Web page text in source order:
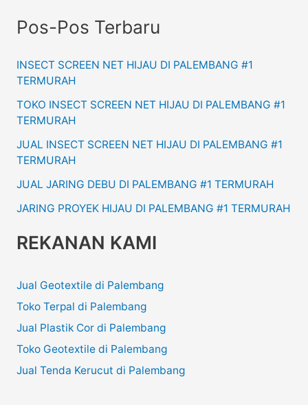
Pos-Pos Terbaru
INSECT SCREEN NET HIJAU DI PALEMBANG #1
TERMURAH
TOKO INSECT SCREEN NET HIJAU DI PALEMBANG #1
TERMURAH
JUAL INSECT SCREEN NET HIJAU DI PALEMBANG #1
TERMURAH
JUAL JARING DEBU DI PALEMBANG #1 TERMURAH
JARING PROYEK HIJAU DI PALEMBANG #1 TERMURAH
REKANAN KAMI
Jual Geotextile di Palembang
Toko Terpal di Palembang
Jual Plastik Cor di Palembang
Toko Geotextile di Palembang
Jual Tenda Kerucut di Palembang